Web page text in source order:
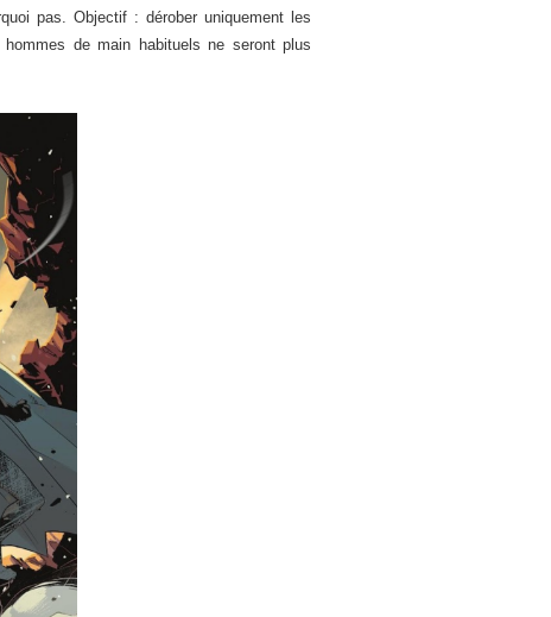
pas. Objectif : dérober uniquement les
de main habituels ne seront plus